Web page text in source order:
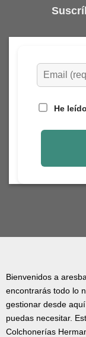
He
Bienvenidos a
encontrarás todo lo
gestionar desde
puedas necesitar.
Colchonerías